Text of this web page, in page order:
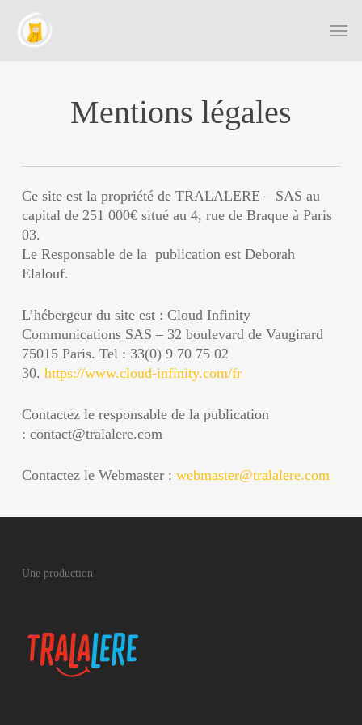
main
Menu
Mentions légales
Ce site est la propriété de TRALALERE – SAS au
capital de 251 000€ situé au 4, rue de Braque à Paris
03.
Le Responsable de la publication est Deborah
Elalouf.
L’hébergeur du site est : Cloud Infinity
Communications SAS – 32 boulevard de Vaugirard
75015 Paris. Tel : 33(0) 9 70 75 02
30. https://www.cloud-infinity.com/fr
Contactez le responsable de la publication
: contact@tralalere.com
Contactez le Webmaster : webmaster@tralalere.com
Une production